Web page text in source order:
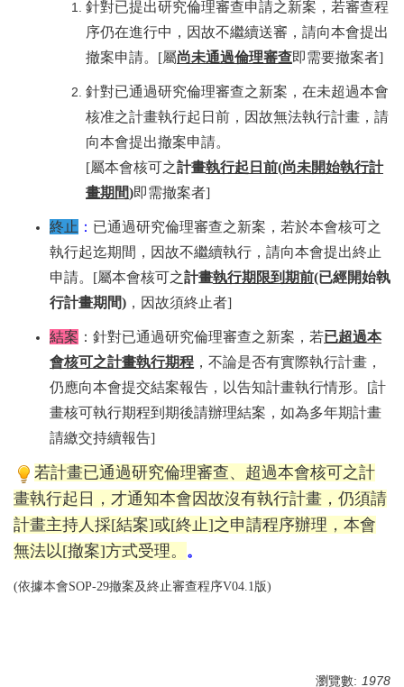
針對已提出研究倫理審查申請之新案，若審查程
序仍在進行中，因故不繼續送審，請向本會提出
撤案申請。[屬尚未通過倫理審查即需要撤案者]
針對已通過研究倫理審查之新案，在未超過本會
核准之計畫執行起日前，因故無法執行計畫，請
向本會提出撤案申請。
[屬本會核可之計畫執行起日前(尚未開始執行計
畫期間)即需撤案者]
終止 ： 已通過研究倫理審查之新案，若於本會核可之
執行起迄期間，因故不繼續執行，請向本會提出終止
申請。[屬本會核可之計畫執行期限到期前(已經開始執
行計畫期間) ，因故須終止者]
結案 ：針對已通過研究倫理審查之新案，若已超過本
會核可之計畫執行期程 ，不論是否有實際執行計畫，
仍應向本會提交結案報告，以告知計畫執行情形。[計
畫核可執行期程到期後請辦理結案，如為多年期計畫
請繳交持續報告]
若計畫已通過研究倫理審查、超過本會核可之計
畫執行起日，才通知本會因故沒有執行計畫，仍須請
計畫主持人採[結案]或[終止]之申請程序辦理，本會
無法以[撤案]方式受理。
。
(依據本會SOP-29撤案及終止審查程序V04.1版)
瀏覽數: 1978